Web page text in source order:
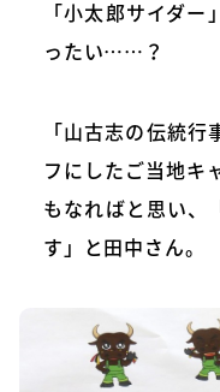
「小太郎サイダ
ったい……？
「山古志の伝統
フにしたご当地キ
もなればと思い、
す」と田中さん。